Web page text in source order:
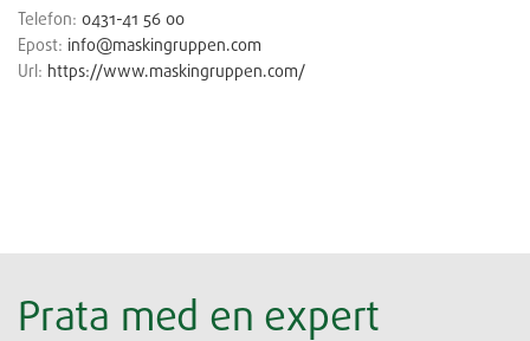
Telefon: 0431-41 56 00
Epost: info@maskingruppen.com
Url: https://www.maskingruppen.com/
Prata med en expert